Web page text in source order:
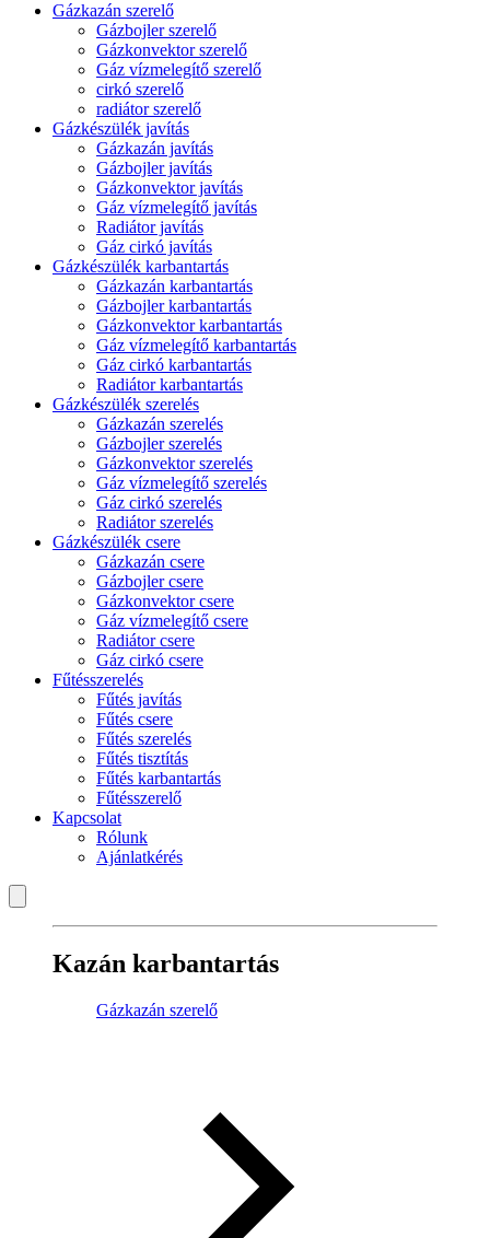
Gázkazán szerelő
Gázbojler szerelő
Gázkonvektor szerelő
Gáz vízmelegítő szerelő
cirkó szerelő
radiátor szerelő
Gázkészülék javítás
Gázkazán javítás
Gázbojler javítás
Gázkonvektor javítás
Gáz vízmelegítő javítás
Radiátor javítás
Gáz cirkó javítás
Gázkészülék karbantartás
Gázkazán karbantartás
Gázbojler karbantartás
Gázkonvektor karbantartás
Gáz vízmelegítő karbantartás
Gáz cirkó karbantartás
Radiátor karbantartás
Gázkészülék szerelés
Gázkazán szerelés
Gázbojler szerelés
Gázkonvektor szerelés
Gáz vízmelegítő szerelés
Gáz cirkó szerelés
Radiátor szerelés
Gázkészülék csere
Gázkazán csere
Gázbojler csere
Gázkonvektor csere
Gáz vízmelegítő csere
Radiátor csere
Gáz cirkó csere
Fűtésszerelés
Fűtés javítás
Fűtés csere
Fűtés szerelés
Fűtés tisztítás
Fűtés karbantartás
Fűtésszerelő
Kapcsolat
Rólunk
Ajánlatkérés
Kazán karbantartás
Gázkazán szerelő